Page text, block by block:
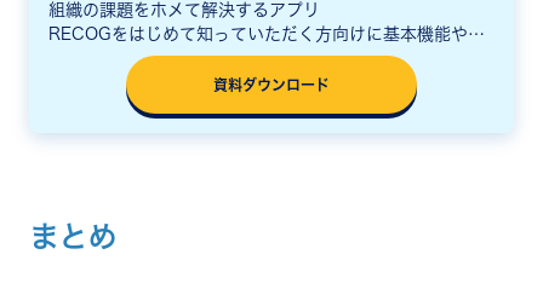
組織の課題をホメて解決するアプリ
RECOGをはじめて知っていただく方向けに基本機能や活
用シーン、料金をまとめた説明資料をご用意しています。
資料ダウンロード
まとめ